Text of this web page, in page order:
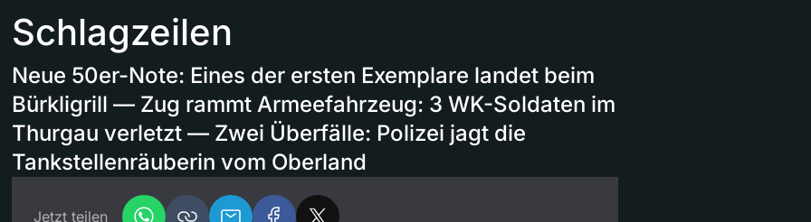
Schlagzeilen
Neue 50er-Note: Eines der ersten Exemplare landet beim
Bürkligrill — Zug rammt Armeefahrzeug: 3 WK-Soldaten im
Thurgau verletzt — Zwei Überfälle: Polizei jagt die
Tankstellenräuberin vom Oberland
Jetzt teilen